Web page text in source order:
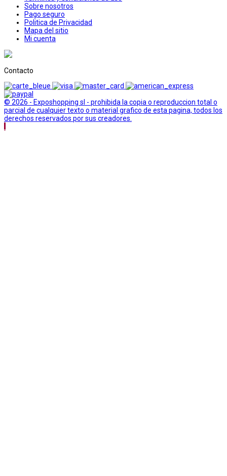
Sobre nosotros
Pago seguro
Politica de Privacidad
Mapa del sitio
Mi cuenta
Contacto
© 2026 - Exposhopping sl - prohibida la copia o reproduccion total o
parcial de cualquier texto o material grafico de esta pagina, todos los
derechos reservados por sus creadores.